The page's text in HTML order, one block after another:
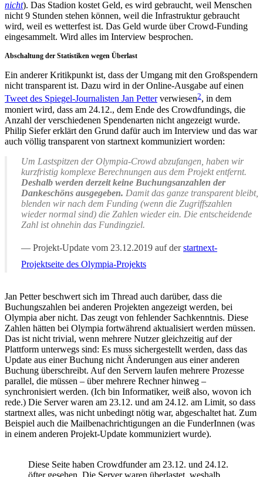
nicht). Das Stadion kostet Geld, es wird gebraucht, weil Menschen
nicht 9 Stunden stehen können, weil die Infrastruktur gebraucht
wird, weil es wetterfest ist. Das Geld wurde über Crowd-Funding
eingesammelt. Wird alles im Interview besprochen.
Abschaltung der Statistiken wegen Überlast
Ein anderer Kritikpunkt ist, dass der Umgang mit den Großspendern
nicht transparent ist. Dazu wird in der Online-Ausgabe auf einen
Tweet des Spiegel-Journalisten Jan Petterverwiesen2, in dem
moniert wird, dass am 24.12., dem Ende des Crowdfundings, die
Anzahl der verschiedenen Spendenarten nicht angezeigt wurde.
Philip Siefer erklärt den Grund dafür auch im Interview und das war
auch völlig transparent von startnext kommuniziert worden:
Um Lastspitzen der Olympia-Crowd abzufangen, haben wir
kurzfristig komplexe Berechnungen aus dem Projekt entfernt.
Deshalb werden derzeit keine Buchungsanzahlen der
Dankeschöns ausgegeben. Damit das ganze transparent bleibt,
blenden wir nach dem Funding (wenn die Zugriffszahlen
wieder normal sind) die Zahlen wieder ein. Die entscheidende
Zahl ist ohnehin das Fundingziel.
Projekt-Update vom 23.12.2019 auf derstartnext-
Projektseite des Olympia-Projekts
Jan Petter beschwert sich im Thread auch darüber, dass die
Buchungszahlen bei anderen Projekten angezeigt werden, bei
Olympia aber nicht. Das zeugt von fehlender Sachkenntnis. Diese
Zahlen hätten bei Olympia fortwährend aktualisiert werden müssen.
Das ist nicht trivial, wenn mehrere Nutzer gleichzeitig auf der
Plattform unterwegs sind: Es muss sichergestellt werden, dass das
Update aus einer Buchung nicht Änderungen aus einer anderen
Buchung überschreibt. Auf den Servern laufen mehrere Prozesse
parallel, die müssen – über mehrere Rechner hinweg –
synchronisiert werden. (Ich bin Informatiker, weiß also, wovon ich
rede.) Die Server waren am 23.12. und am 24.12. am Limit, so dass
startnext alles, was nicht unbedingt nötig war, abgeschaltet hat. Zum
Beispiel auch die Mailbenachrichtigungen an die FunderInnen (was
in einem anderen Projekt-Update kommuniziert wurde).
Diese Seite haben Crowdfunder am 23.12. und 24.12.
öfter gesehen. Die Server waren überlastet, weshalb